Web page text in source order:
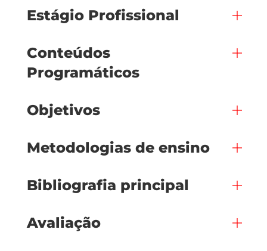
Estágio Profissional
Conteúdos
Programáticos
Objetivos
Metodologias de ensino
Bibliografia principal
Avaliação